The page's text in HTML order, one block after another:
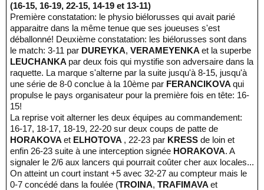
(16-15, 16-19, 22-15, 14-19 et 13-11)
Première constatation: le physio biélorusses qui avait parié
apparaitre dans la même tenue que ses joueuses s'est
déballonné! Deuxième constatation: les biélorusses sont dans
le match: 3-11 par DUREYKA, VERAMEYENKA et la superbe
LEUCHANKA par deux fois qui mystifie son adversaire dans la
raquette. La marque s'alterne par la suite jusqu'à 8-15, jusqu'à
une série de 8-0 conclue à la 10ème par FERANCIKOVA qui
propulse le pays organisateur pour la première fois en tête: 16-
15!
La reprise voit alterner les deux équipes au commandement:
16-17, 18-17, 18-19, 22-20 sur deux coups de patte de
HORAKOVA et ELHOTOVA , 22-23 par KRESS de loin et
enfin 26-23 suite à une interception signée HORAKOVA. A
signaler le 2/6 aux lancers qui pourrait coûter cher aux locales...
On atteint un court instant +5 avec 32-27 au compteur mais le
0-7 concédé dans la foulée (TROINA, TRAFIMAVA et